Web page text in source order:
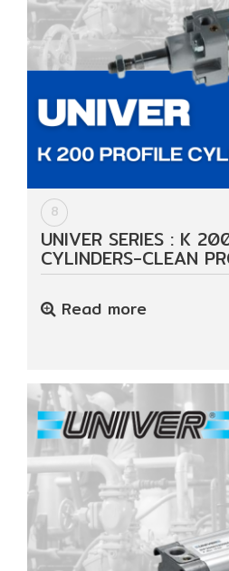
8
UNIVER SERIES : K
CYLINDERS-CLEAN
Read more